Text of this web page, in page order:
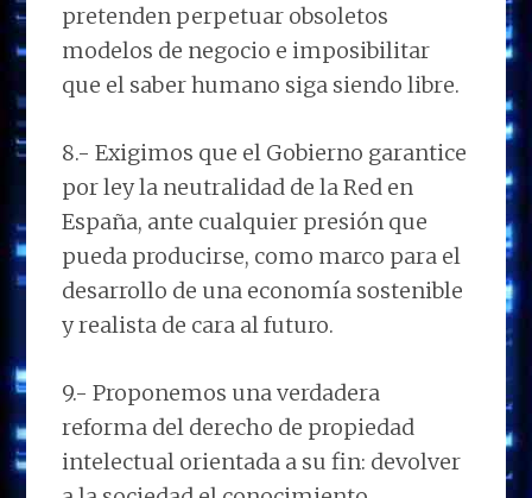
pretenden perpetuar obsoletos
modelos de negocio e imposibilitar
que el saber humano siga siendo libre.
8.- Exigimos que el Gobierno garantice
por ley la neutralidad de la Red en
España, ante cualquier presión que
pueda producirse, como marco para el
desarrollo de una economía sostenible
y realista de cara al futuro.
9.- Proponemos una verdadera
reforma del derecho de propiedad
intelectual orientada a su fin: devolver